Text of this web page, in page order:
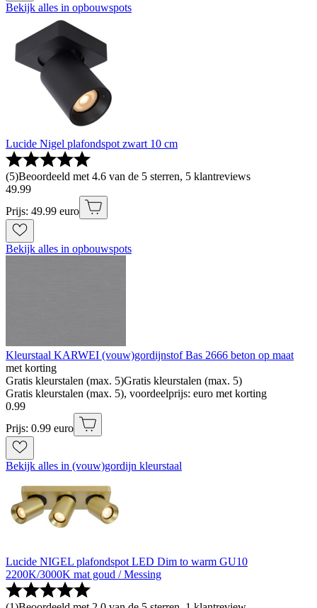
Bekijk alles in opbouwspots
Lucide Nigel plafondspot zwart 10 cm
(5)Beoordeeld met 4.6 van de 5 sterren, 5 klantreviews
49.99
Prijs: 49.99 euro
Bekijk alles in opbouwspots
Kleurstaal KARWEI (vouw)gordijnstof Bas 2666 beton op maat
met korting
Gratis kleurstalen (max. 5)Gratis kleurstalen (max. 5)
Gratis kleurstalen (max. 5), voordeelprijs: euro met korting
0.99
Prijs: 0.99 euro
Bekijk alles in (vouw)gordijn kleurstaal
Lucide NIGEL plafondspot LED Dim to warm GU10
2200K/3000K mat goud / Messing